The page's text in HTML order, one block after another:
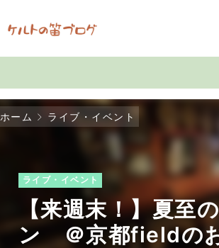
ホーム ライブ・イベント
ライブ・イベント
【来週末！】夏至
ン ＠京都fieldの